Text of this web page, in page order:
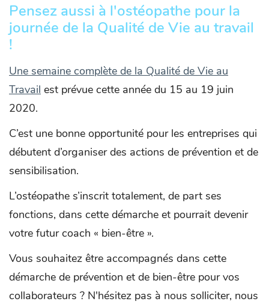
Pensez aussi à l'ostéopathe pour la
journée de la Qualité de Vie au travail
!
Une semaine complète de la Qualité de Vie au
Travail est prévue cette année du 15 au 19 juin
2020.
C’est une bonne opportunité pour les entreprises qui
débutent d’organiser des actions de prévention et de
sensibilisation.
L’ostéopathe s’inscrit totalement, de part ses
fonctions, dans cette démarche et pourrait devenir
votre futur coach « bien-être ».
Vous souhaitez être accompagnés dans cette
démarche de prévention et de bien-être pour vos
collaborateurs ? N'hésitez pas à nous solliciter, nous